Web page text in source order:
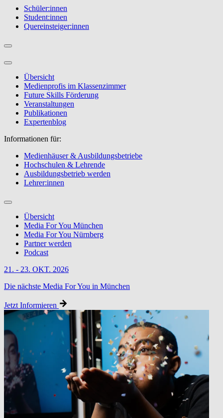
Schüler:innen
Student:innen
Quereinsteiger:innen
Übersicht
Medienprofis im Klassenzimmer
Future Skills Förderung
Veranstaltungen
Publikationen
Expertenblog
Informationen für:
Medienhäuser & Ausbildungsbetriebe
Hochschulen & Lehrende
Ausbildungsbetrieb werden
Lehrer:innen
Übersicht
Media For You München
Media For You Nürnberg
Partner werden
Podcast
21. - 23. OKT. 2026
Die nächste Media For You in München
Jetzt Informieren